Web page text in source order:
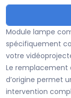
Module lampe
spécifiquement
votre
Le remplacement
d’origine permet
intervention